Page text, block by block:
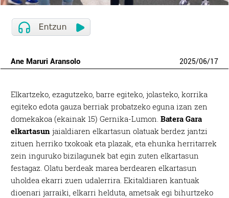
Ane Maruri Aransolo 2025/06/17
Elkartzeko, ezagutzeko, barre egiteko, jolasteko, korrika
egiteko edota gauza berriak probatzeko eguna izan zen
domekakoa (ekainak 15) Gernika-Lumon. Batera Gara
elkartasun jaialdiaren elkartasun olatuak berdez jantzi
zituen herriko txokoak eta plazak, eta ehunka herritarrek
zein inguruko bizilagunek bat egin zuten elkartasun
festagaz. Olatu berdeak marea berdearen elkartasun
uholdea ekarri zuen udalerrira. Ekitaldiaren kantuak
dioenari jarraiki, elkarri helduta, ametsak egi bihurtzeko